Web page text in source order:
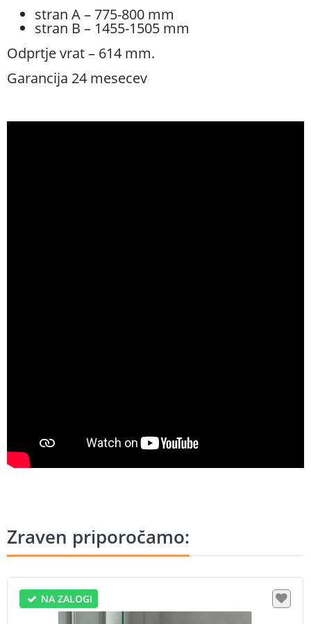
stran A – 775-800 mm
stran B – 1455-1505 mm
Odprtje vrat – 614 mm.
Garancija 24 mesecev
Zraven priporočamo:
NA ZALOGI